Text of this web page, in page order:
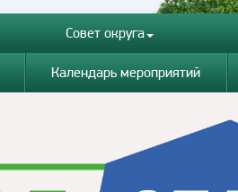
Совет округа
Календарь мероприятий